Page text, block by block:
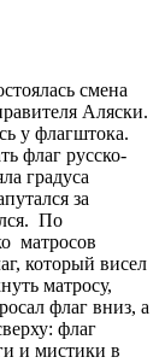
смена
Аляски.
у флагштока.
флаг русско-
градуса
за
По
матросов
который висел
матросу,
флаг вниз, а
флаг
и мистики в